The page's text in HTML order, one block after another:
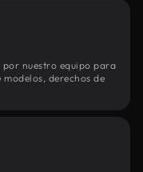
por nuestro equipo para
derechos de